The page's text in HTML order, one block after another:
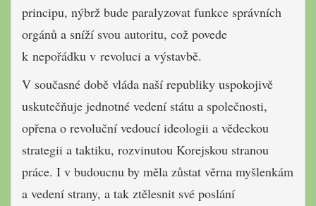
principu, nýbrž bude paralyzovat funkce správních
orgánů a sníží svou autoritu, což povede
k nepořádku v revoluci a výstavbě.
V současné době vláda naší republiky uspokojivě
uskutečňuje jednotné vedení státu a společnosti,
opřena o revoluční vedoucí ideologii a vědeckou
strategii a taktiku, rozvinutou Korejskou stranou
práce. I v budoucnu by měla zůstat věrna myšlenkám
a vedení strany, a tak ztělesnit své poslání